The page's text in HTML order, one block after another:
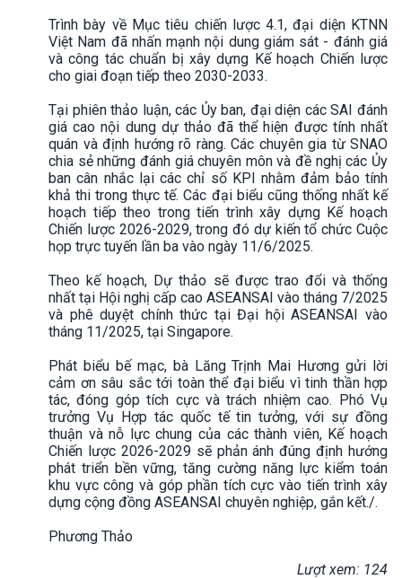
Trình bày về Mục tiêu chiến lược 4.1, đại diện KTNN
Việt Nam đã nhấn mạnh nội dung giám sát - đánh giá
và công tác chuẩn bị xây dựng Kế hoạch Chiến lược
cho giai đoạn tiếp theo 2030-2033.
Tại phiên thảo luận, các Ủy ban, đại diện các SAI đánh
giá cao nội dung dự thảo đã thể hiện được tính nhất
quán và định hướng rõ ràng. Các chuyên gia từ SNAO
chia sẻ những đánh giá chuyên môn và đề nghị các Ủy
ban cân nhắc lại các chỉ số KPI nhằm đảm bảo tính
khả thi trong thực tế. Các đại biểu cũng thống nhất kế
hoạch tiếp theo trong tiến trình xây dựng Kế hoạch
Chiến lược 2026-2029, trong đó dự kiến tổ chức Cuộc
họp trực tuyến lần ba vào ngày 11/6/2025.
Theo kế hoạch, Dự thảo sẽ được trao đổi và thống
nhất tại Hội nghị cấp cao ASEANSAI vào tháng 7/2025
và phê duyệt chính thức tại Đại hội ASEANSAI vào
tháng 11/2025, tại Singapore.
Phát biểu bế mạc, bà Lăng Trịnh Mai Hương gửi lời
cảm ơn sâu sắc tới toàn thể đại biểu vì tinh thần hợp
tác, đóng góp tích cực và trách nhiệm cao. Phó Vụ
trưởng Vụ Hợp tác quốc tế tin tưởng, với sự đồng
thuận và nỗ lực chung của các thành viên, Kế hoạch
Chiến lược 2026-2029 sẽ phản ánh đúng định hướng
phát triển bền vững, tăng cường năng lực kiểm toán
khu vực công và góp phần tích cực vào tiến trình xây
dựng cộng đồng ASEANSAI chuyên nghiệp, gắn kết./.
Phương Thảo
Lượt xem: 124